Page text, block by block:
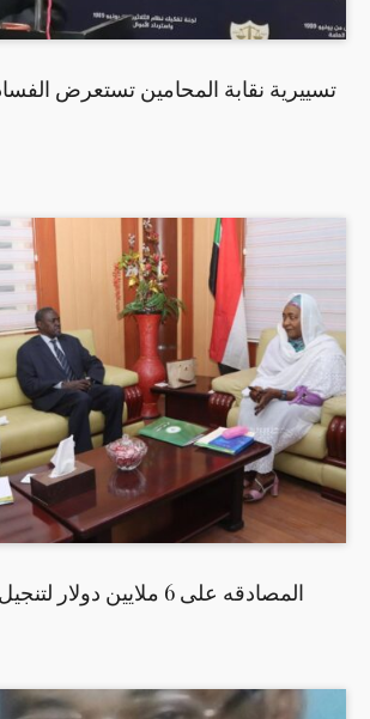
تسييرية نقابة المحامين تستعرض
المصادقه على 6 ملايين دولار لتنجيل المدينة الرياضية